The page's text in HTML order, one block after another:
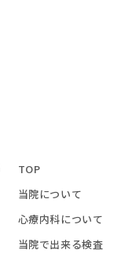
TOP
当院について
心療内科について
当院で出来る検査